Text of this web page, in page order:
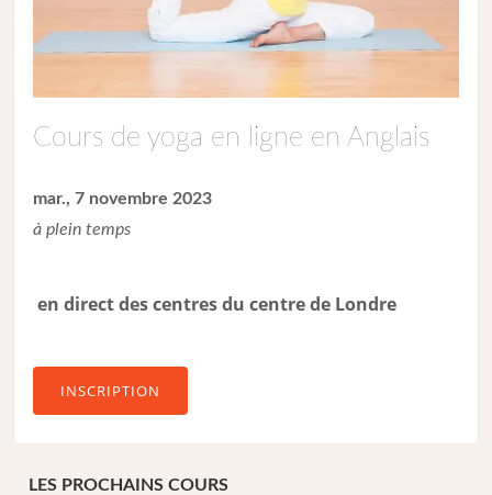
Cours de yoga en ligne en Anglais
mar., 7 novembre 2023
à plein temps
en direct des centres du centre de Londre
INSCRIPTION
LES PROCHAINS COURS